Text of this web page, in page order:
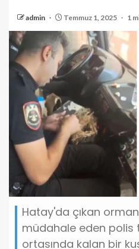
admin Temmuz 1, 2025 1
Hatay'da çıkan orman
müdahale eden polis
ortasında kalan bir